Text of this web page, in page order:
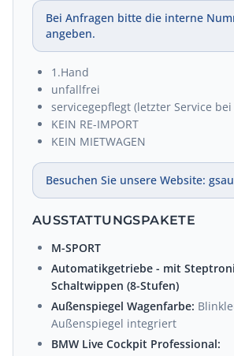
Bei Anfragen bitte die interne
angeben.
1.Hand
unfallfrei
servicegepflegt (letzter Service bei
KEIN RE-IMPORT
KEIN MIETWAGEN
Besuchen Sie unsere Website:
AUSSTATTUNGSPAKETE
M-SPORT
Automatikgetriebe - mit
Schaltwippen (8-Stufen)
Außenspiegel Wagenfarbe:
Außenspiegel integriert
BMW Live Cockpit Professional: